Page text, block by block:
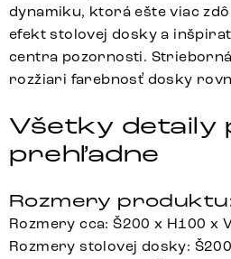
dynamiku, ktorá ešte viac
efekt stolovej dosky a
centra pozornosti.
rozžiari farebnosť dosky
Všetky detaily
prehľadne
Rozmery
Rozmery cca: Š200 x H100 x
Rozmery stolovej dosky: